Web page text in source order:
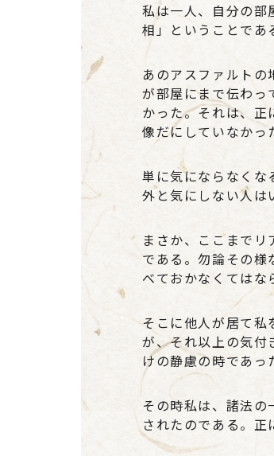
私は一人、自分の部
相」ということであ
あのアスファルト
が部屋にまで伝わっ
かった。それは、
像だにしていなかっ
単に気にならなくな
外と気にしない人は
まさか、ここまで
である。勿論その
べておかなくてはな
そこに他人が居て
が、それ以上の気付
けの静慮の時であっ
その時私は、諸法
されたのである。正